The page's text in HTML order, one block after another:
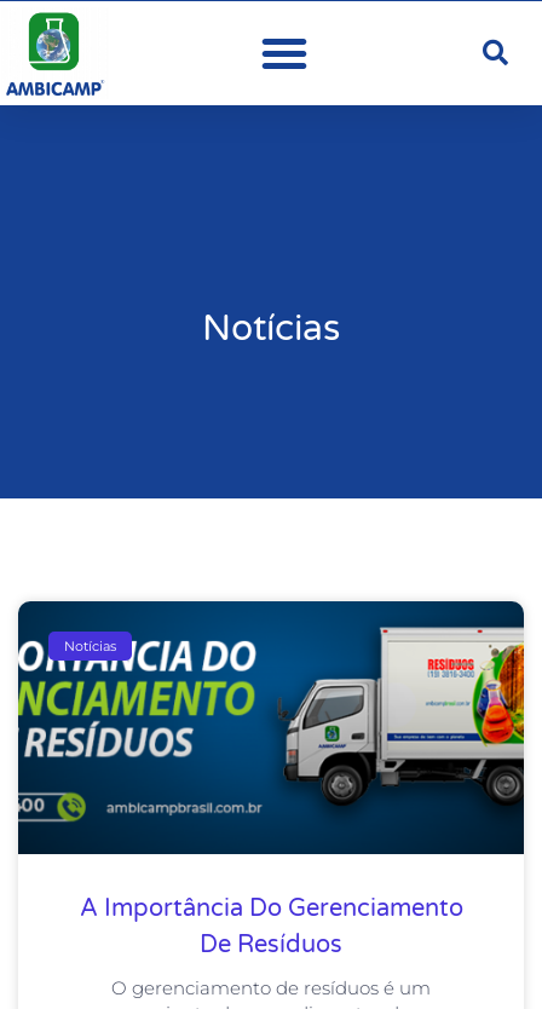
Notícias
Notícias
A Importância Do Gerenciamento
De Resíduos
O gerenciamento de resíduos é um